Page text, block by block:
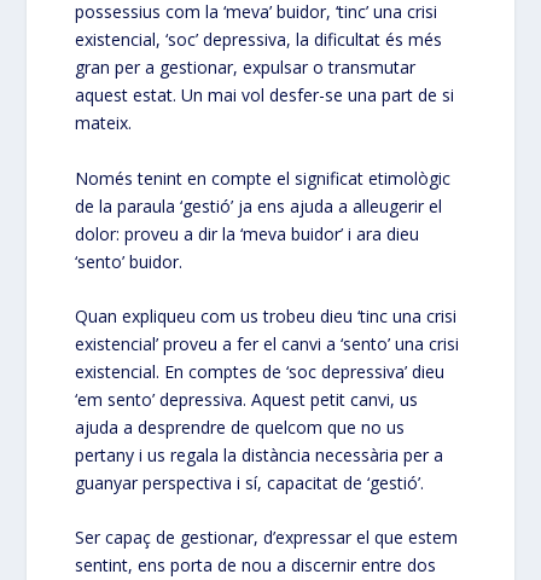
possessius com la ‘meva’ buidor, ‘tinc’ una crisi
existencial, ‘soc’ depressiva, la dificultat és més
gran per a gestionar, expulsar o transmutar
aquest estat. Un mai vol desfer-se una part de si
mateix.
Només tenint en compte el significat etimològic
de la paraula ‘gestió’ ja ens ajuda a alleugerir el
dolor: proveu a dir la ‘meva buidor’ i ara dieu
‘sento’ buidor.
Quan expliqueu com us trobeu dieu ‘tinc una crisi
existencial’ proveu a fer el canvi a ‘sento’ una crisi
existencial. En comptes de ‘soc depressiva’ dieu
‘em sento’ depressiva. Aquest petit canvi, us
ajuda a desprendre de quelcom que no us
pertany i us regala la distància necessària per a
guanyar perspectiva i sí, capacitat de ‘gestió’.
Ser capaç de gestionar, d’expressar el que estem
sentint, ens porta de nou a discernir entre dos